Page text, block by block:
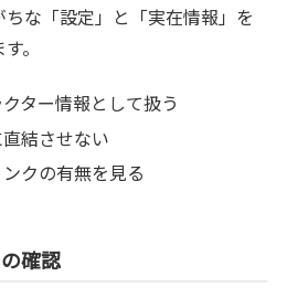
な「設定」と「実在情報」を
。
ター情報として扱う
結させない
クの有無を見る
確認